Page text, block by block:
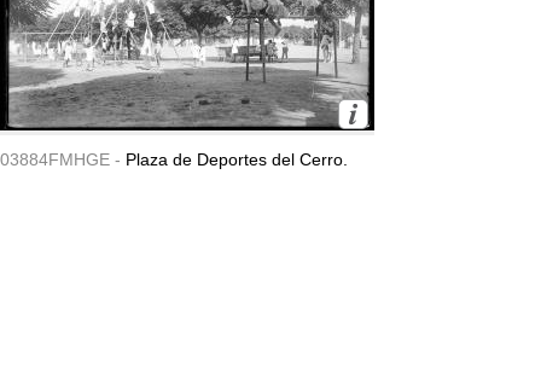
03884FMHGE - Plaza de Deportes del Cerro.